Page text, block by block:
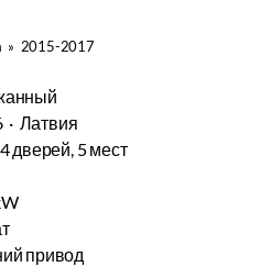
» 2015-2017
· Латвия
дверей, 5 мест
привод